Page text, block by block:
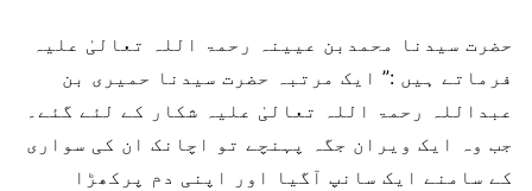
حضرت سیدنا محمدبن عیینہ رحمۃ اللہ تعالیٰ علیہ
فرماتے ہیں :” ایک مرتبہ حضرت سیدنا حمیری بن
عبداللہ رحمۃ اللہ تعالیٰ علیہ شکار کے لئے گئے۔
جب وہ ایک ویران جگہ پہنچے تو اچانک ان کی سواری
کے سامنے ایک سانپ آگیا اور اپنی دم پرکھڑا